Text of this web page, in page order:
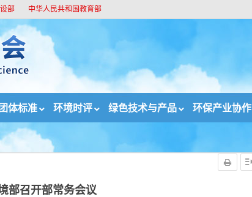
部 中华人民共和国教育部
团体标准 环境时评 绿色技术与产品 环保产业协作
议
部召开部常务会议